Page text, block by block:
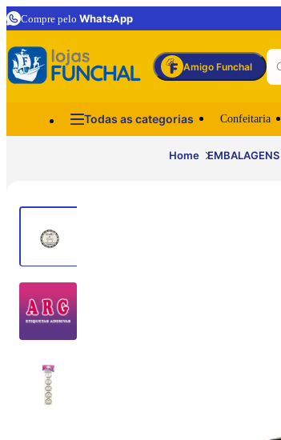
Compre pelo WhatsApp
Amigo Funchal
Todas as categorias Confeitaria
Home EMBALAGENS